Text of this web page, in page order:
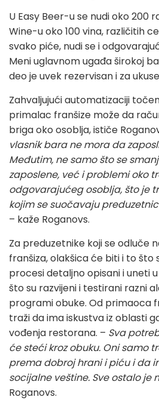
U Easy Beer-u se nudi oko 200
Wine-u oko 100 vina, različitih
svako piće, nudi se i
Meni uglavnom ugađa širokoj
deo je uvek rezervisan i za
Zahvaljujući automatizaciji
primalac franšize može da
briga oko osoblja, ističe
vlasnik bara ne mora da
Međutim, ne samo što se
zaposlene, već i problemi oko
odgovarajućeg osoblja, što je
kojim se suočavaju
– kaže Roganovs.
Za preduzetnike koji se odluče
franšiza, olakšica će biti i to što
procesi detaljno opisani i uneti
što su razvijeni i testirani razni
programi obuke. Od primaoca
traži da ima iskustva iz oblasti
vođenja restorana. – Sva
će steći kroz obuku. Oni samo
prema dobroj hrani i piću i da
socijalne veštine. Sve ostalo je
Roganovs.